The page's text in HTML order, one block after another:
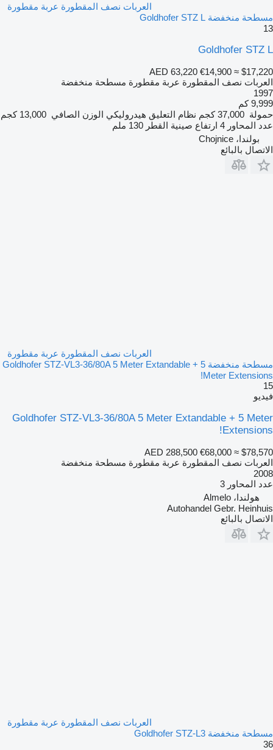
العربات نصف المقطورة عربة مقطورة
مسطحة منخفضة Goldhofer STZ L
13
Goldhofer STZ L
AED 63,220 €14,900 ≈ $17,220
العربات نصف المقطورة عربة مقطورة مسطحة منخفضة
1997
9,999 كم
حمولة 37,000 كجم نظام التعليق هيدروليكي الوزن الصافي 13,000 كجم
عدد المحاور 4 ارتفاع صينية القطر 130 ملم
بولندا، Chojnice
الاتصال بالبائع
العربات نصف المقطورة عربة مقطورة
مسطحة منخفضة Goldhofer STZ-VL3-36/80A 5 Meter Extandable + 5
Meter Extensions!
15
فيديو
Goldhofer STZ-VL3-36/80A 5 Meter Extandable + 5 Meter
Extensions!
AED 288,500 €68,000 ≈ $78,570
العربات نصف المقطورة عربة مقطورة مسطحة منخفضة
2008
عدد المحاور 3
هولندا، Almelo
Autohandel Gebr. Heinhuis
الاتصال بالبائع
العربات نصف المقطورة عربة مقطورة
مسطحة منخفضة Goldhofer STZ-L3
36